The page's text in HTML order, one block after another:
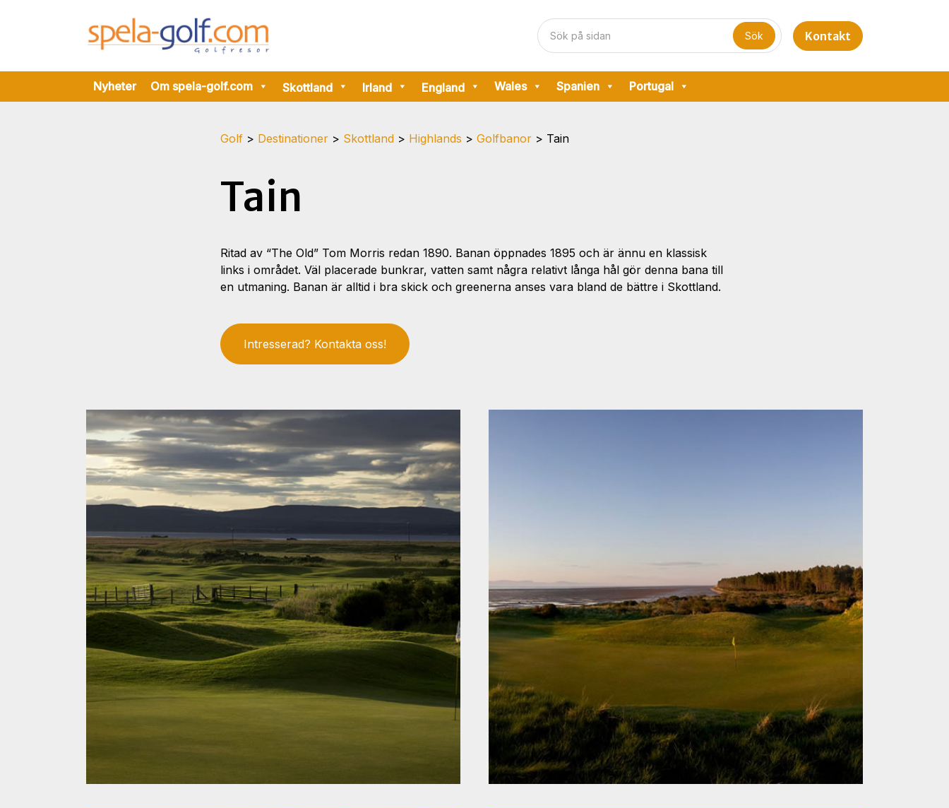
Kontakt
Nyheter Om spela-golf.com Skottland Irland England Wales Spanien Portugal
Golf > Destinationer > Skottland > Highlands > Golfbanor > Tain
Tain
Ritad av “The Old” Tom Morris redan 1890. Banan öppnades 1895 och är ännu en klassisk
links i området. Väl placerade bunkrar, vatten samt några relativt långa hål gör denna bana till
en utmaning. Banan är alltid i bra skick och greenerna anses vara bland de bättre i Skottland.
Intresserad? Kontakta oss!